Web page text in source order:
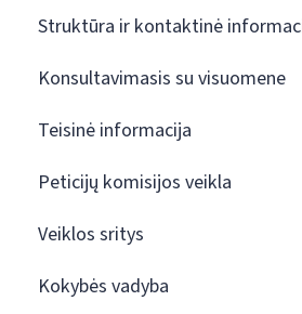
Struktūra ir kontaktinė
Konsultavimasis su visuomene
Teisinė informacija
Peticijų komisijos veikla
Veiklos sritys
Kokybės vadyba